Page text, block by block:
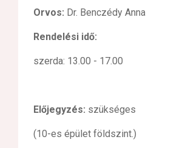
Orvos: Dr. Benczédy Anna
Rendelési idő:
szerda: 13.00 - 17.00
Előjegyzés: szükséges
(10-es épület földszint.)